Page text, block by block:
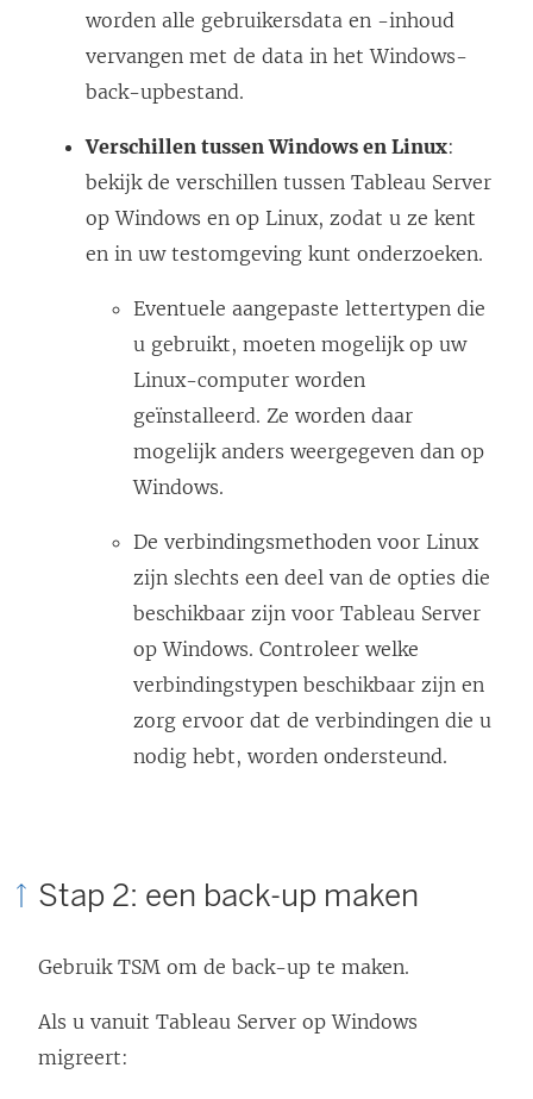
worden alle gebruikersdata en -inhoud
vervangen met de data in het Windows-
back-upbestand.
Verschillen tussen Windows en Linux:
bekijk de verschillen tussen Tableau Server
op Windows en op Linux, zodat u ze kent
en in uw testomgeving kunt onderzoeken.
Eventuele aangepaste lettertypen die
u gebruikt, moeten mogelijk op uw
Linux-computer worden
geïnstalleerd. Ze worden daar
mogelijk anders weergegeven dan op
Windows.
De verbindingsmethoden voor Linux
zijn slechts een deel van de opties die
beschikbaar zijn voor Tableau Server
op Windows. Controleer welke
verbindingstypen beschikbaar zijn en
zorg ervoor dat de verbindingen die u
nodig hebt, worden ondersteund.
Stap 2: een back-up maken
Gebruik TSM om de back-up te maken.
Als u vanuit Tableau Server op Windows
migreert: